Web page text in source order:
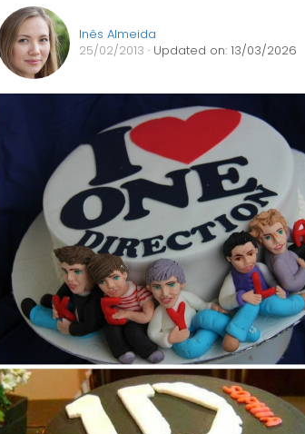
Inês Almeida
25/02/2013 · Updated on: 13/03/2026